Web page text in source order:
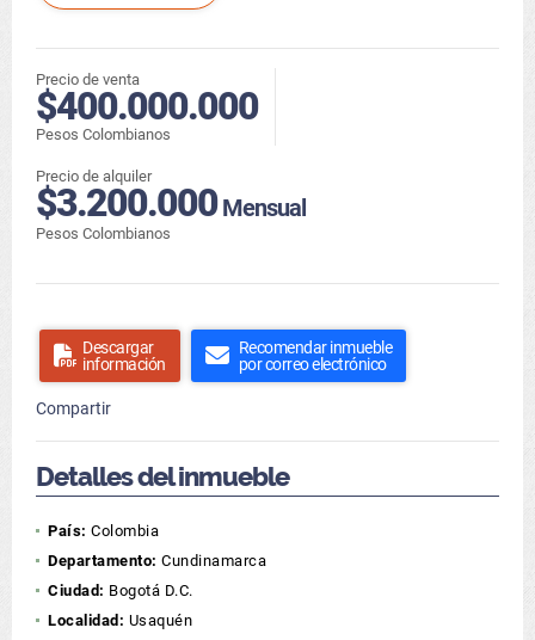
Precio de venta
$400.000.000
Pesos Colombianos
Precio de alquiler
$3.200.000Mensual
Pesos Colombianos
Descargar
información
Recomendar inmueble
por correo electrónico
Compartir
Detalles del inmueble
País: Colombia
Departamento: Cundinamarca
Ciudad: Bogotá D.C.
Localidad: Usaquén